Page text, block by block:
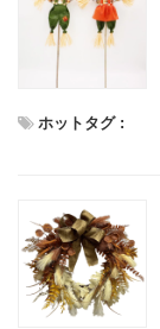
ホットタグ :